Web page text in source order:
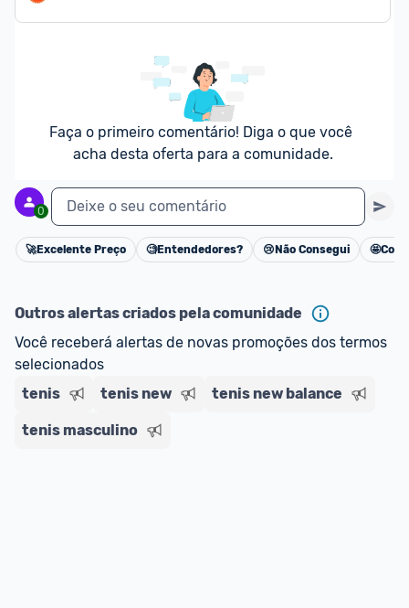
Faça o primeiro comentário! Diga o que você
acha desta oferta para a comunidade.
0 Deixe o seu comentário
Cancelar
🚀Excelente Preço 🧐Entendedores? 😢 Não Consegui 🤩
Outros alertas criados pela comunidade
Você receberá alertas de novas promoções dos termos
selecionados
tenis
tenis new tenis new balance
tenis masculino